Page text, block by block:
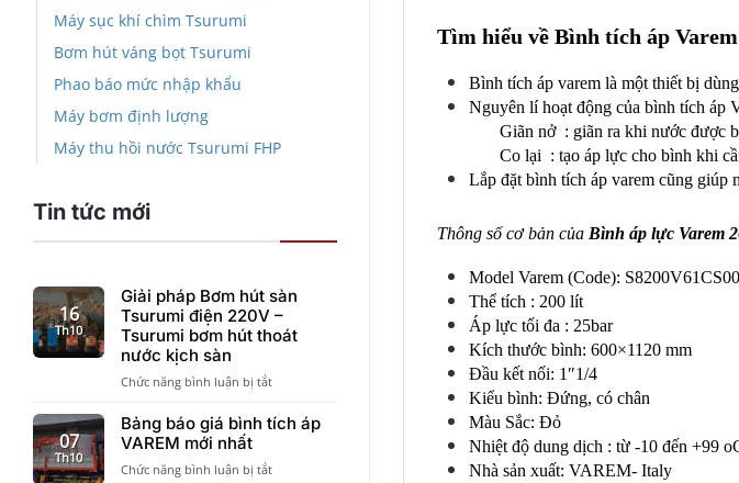
Máy sục khí chìm Tsurumi
Bơm hút váng bọt Tsurumi
Phao báo mức nhập khẩu
Máy bơm định lượng
Máy thu hồi nước Tsurumi FHP
Tin tức mới
16
Th10
Giải pháp Bơm hút sàn
Tsurumi điện 220V –
Tsurumi bơm hút thoát
nước kịch sàn
Chức năng bình luận bị tắtở
pháp
Bơm
sàn
07
Th10
Bảng báo giá bình tích áp
VAREM mới nhất
Chức năng bình luận bị tắtở
Tìm hiểu về Bình tích áp
Bình tích áp varem là một thiết bị
Nguyên lí hoạt động của bình tích áp
Giãn nở : giãn ra khi nước được
Co lại : tạo áp lực cho bình khi
Lắp đặt bình tích áp varem cũng giúp
Thông số cơ bản của Bình áp lực Varem
Model Varem (Code):
Thể tích : 200 lít
Áp lực tối đa : 25bar
Kích thước bình: 600×1120 mm
Đầu kết nối: 1″1/4
Kiểu bình: Đứng, có chân
Màu Sắc: Đỏ
Nhiệt độ dung dịch : từ -10 đến +99
Nhà sản xuất: VAREM- Italy